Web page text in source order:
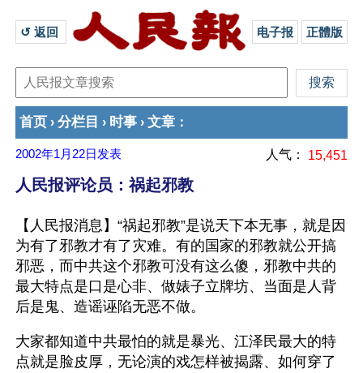
↺ 返回 电子报 正體版
首页 › 分栏目 › 时事 › 文章 ：
2002年1月22日 发表 人气： 15,451
人民报评论员：祸起邪教
【人民报消息】“祸起邪教”是说天下本无事，就是因
为有了邪教才有了灾难。有的国家的邪教就公开搞
邪恶，而中共这个邪教可没有这么傻，邪教中共的
最大特点是口是心非、做婊子立牌坊、当面是人背
后是鬼、造谣诬陷无恶不做。
大家都知道中共最怕的就是暴光、江泽民最大的特
点就是脸皮厚，无论演的戏怎样被揭露、如何穿了